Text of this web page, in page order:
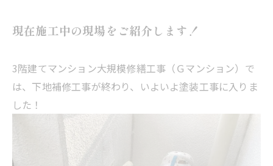
現在施工中の現場をご紹介します！
3階建てマンション大規模修繕工事（Ｇマンション）で
は、下地補修工事が終わり、いよいよ塗装工事に入りま
した！